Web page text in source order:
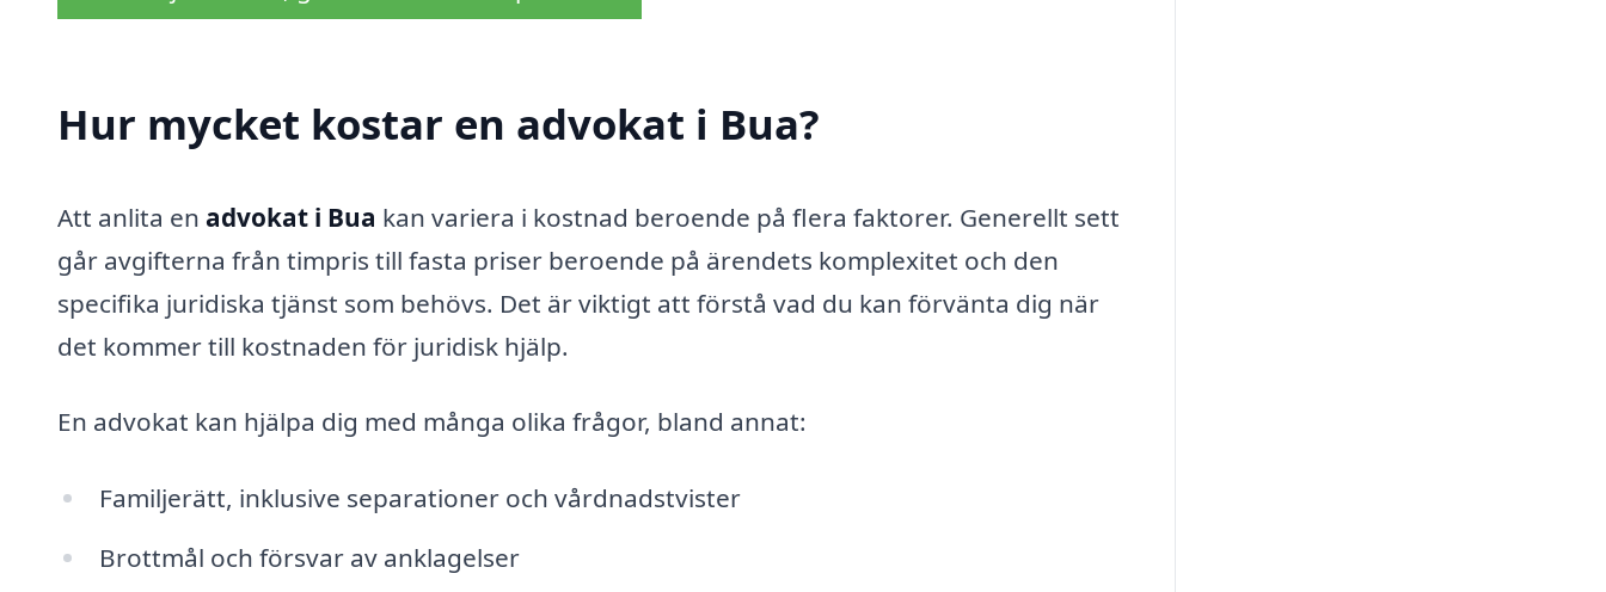
Hur mycket kostar en advokat i Bua?
Att anlita en advokat i Bua kan variera i kostnad beroende på flera faktorer. Generellt sett
går avgifterna från timpris till fasta priser beroende på ärendets komplexitet och den
specifika juridiska tjänst som behövs. Det är viktigt att förstå vad du kan förvänta dig när
det kommer till kostnaden för juridisk hjälp.
En advokat kan hjälpa dig med många olika frågor, bland annat:
Familjerätt, inklusive separationer och vårdnadstvister
Brottmål och försvar av anklagelser